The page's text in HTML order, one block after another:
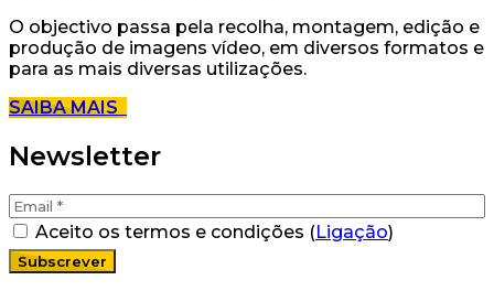
O objectivo passa pela recolha, montagem, edição e
produção de imagens vídeo, em diversos formatos e
para as mais diversas utilizações.
SAIBA MAIS
Newsletter
Aceito os termos e condições (Ligação)